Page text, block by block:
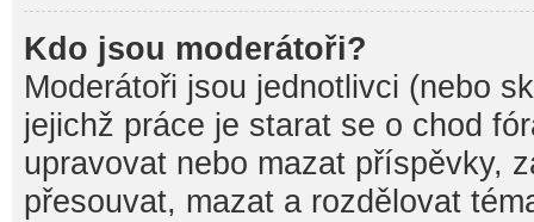
Kdo jsou moderátoři?
Moderátoři jsou jednotlivci (nebo
jejichž práce je starat se o chod
upravovat nebo mazat příspěvky,
přesouvat, mazat a rozdělovat